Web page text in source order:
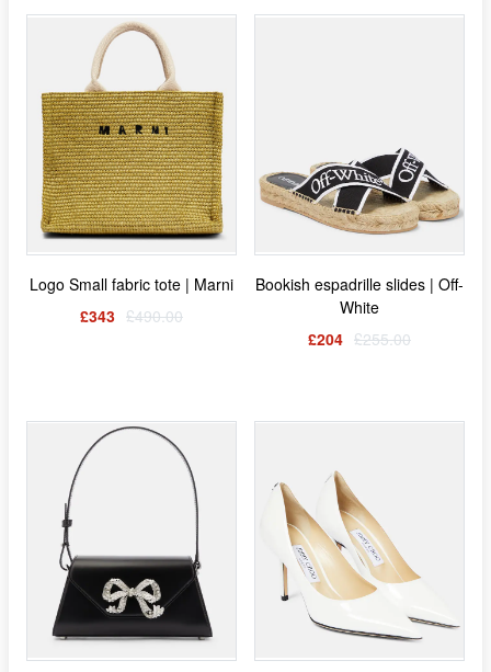
Logo Small fabric tote | Marni
£343 £490.00
Bookish espadrille slides | Off-
White
£204 £255.00